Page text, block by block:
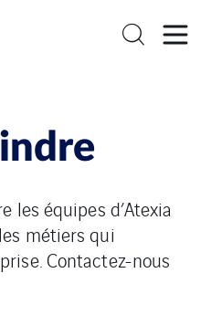
les équipes d’Atexia
métiers qui
Contactez-nous